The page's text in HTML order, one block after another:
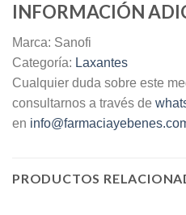
INFORMACIÓN
Marca: Sanofi
Categoría: Laxantes
Cualquier duda sobre este
consultarnos a través de
en
PRODUCTOS